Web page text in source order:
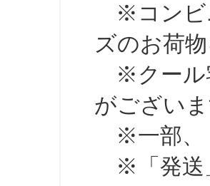
※コンビニ
ズのお荷
※クール宅
がございま
※一部、「
※「発送」